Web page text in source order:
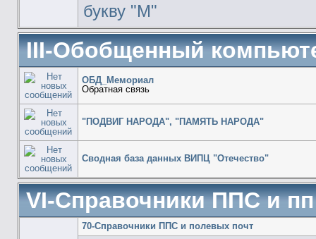
букву "М"
III-Обобщенный
ОБД_Мемориал
Обратная связь
"ПОДВИГ НАРОДА", "ПАМЯТЬ НАРОДА"
Сводная база данных ВИПЦ "Отечество"
VI-Справочники ППС и пп
70-Справочники ППС и полевых почт